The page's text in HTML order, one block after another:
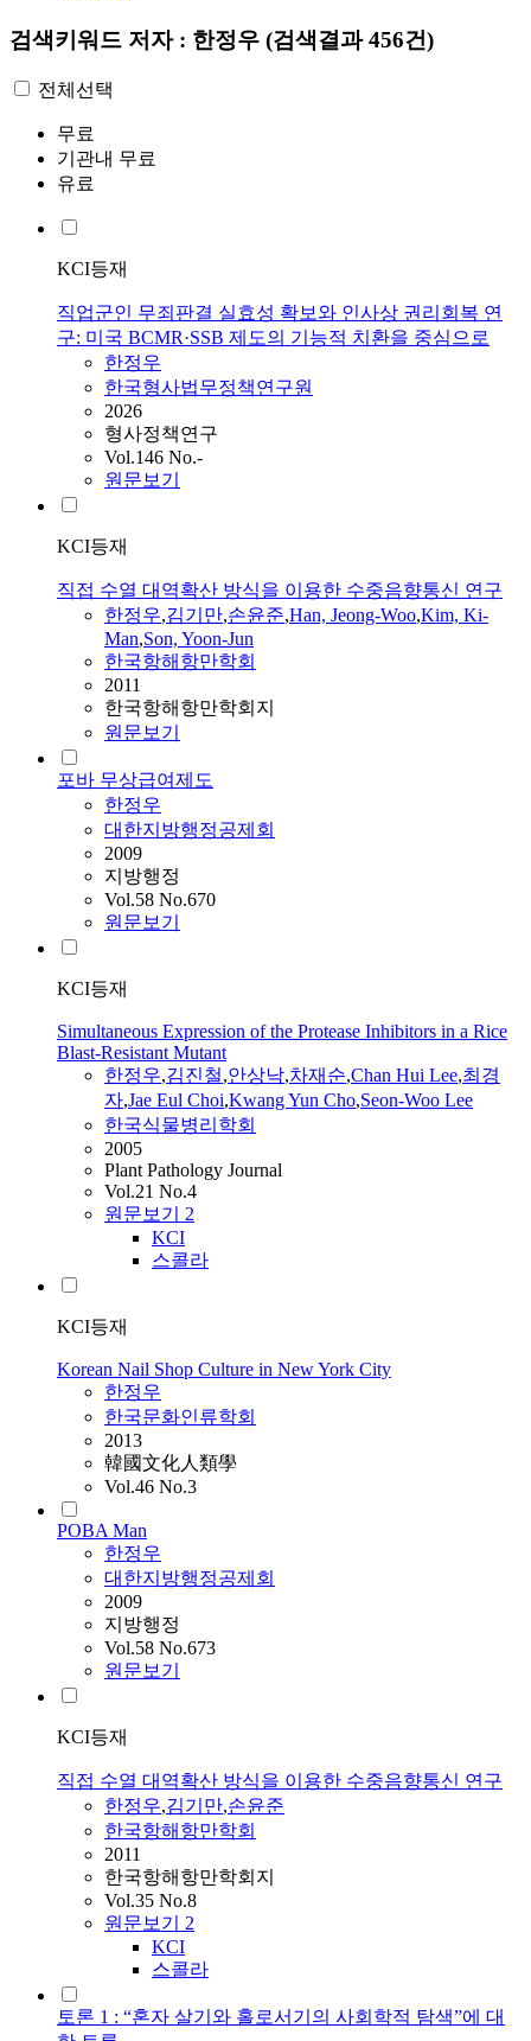
검색키워드 저자 : 한정우 (검색결과 456건)
전체선택
무료
기관내 무료
유료
KCI등재
직업군인 무죄판결 실효성 확보와 인사상 권리회복 연
구: 미국 BCMR·SSB 제도의 기능적 치환을 중심으로
한정우
한국형사법무정책연구원
2026
형사정책연구
Vol.146 No.-
원문보기
KCI등재
직접 수열 대역확산 방식을 이용한 수중음향통신 연구
한정우,김기만,손윤준,Han, Jeong-Woo,Kim, Ki-
Man,Son, Yoon-Jun
한국항해항만학회
2011
한국항해항만학회지
원문보기
포바 무상급여제도
한정우
대한지방행정공제회
2009
지방행정
Vol.58 No.670
원문보기
KCI등재
Simultaneous Expression of the Protease Inhibitors in a Rice
Blast-Resistant Mutant
한정우,김진철,안상낙,차재순,Chan Hui Lee,최경
자,Jae Eul Choi,Kwang Yun Cho,Seon-Woo Lee
한국식물병리학회
2005
Plant Pathology Journal
Vol.21 No.4
원문보기 2
KCI
스콜라
KCI등재
Korean Nail Shop Culture in New York City
한정우
한국문화인류학회
2013
韓國文化人類學
Vol.46 No.3
POBA Man
한정우
대한지방행정공제회
2009
지방행정
Vol.58 No.673
원문보기
KCI등재
직접 수열 대역확산 방식을 이용한 수중음향통신 연구
한정우,김기만,손윤준
한국항해항만학회
2011
한국항해항만학회지
Vol.35 No.8
원문보기 2
KCI
스콜라
토론 1 : “혼자 살기와 홀로서기의 사회학적 탐색”에 대